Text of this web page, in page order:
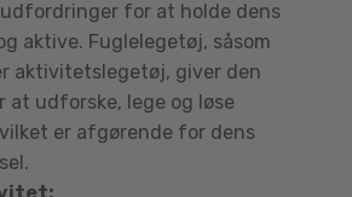
for at holde dens
aktive. Fuglelegetøj, såsom
aktivitetslegetøj, giver den
at udforske, lege og løse
er afgørende for dens